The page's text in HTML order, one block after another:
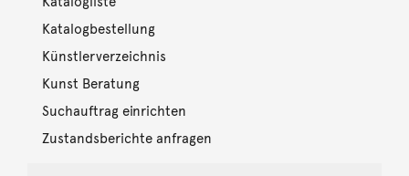
Katalogbestellung
Künstlerverzeichnis
Kunst Beratung
Suchauftrag einrichten
Zustandsberichte anfragen